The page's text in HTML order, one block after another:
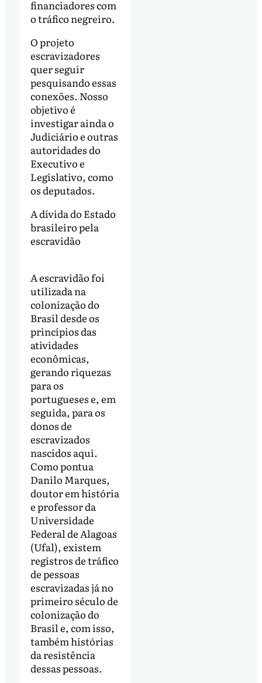
financiadores com
o tráfico negreiro.
O projeto
escravizadores
quer seguir
pesquisando essas
conexões. Nosso
objetivo é
investigar ainda o
Judiciário e outras
autoridades do
Executivo e
Legislativo, como
os deputados.
A dívida do Estado
brasileiro pela
escravidão
A escravidão foi
utilizada na
colonização do
Brasil desde os
princípios das
atividades
econômicas,
gerando riquezas
para os
portugueses e, em
seguida, para os
donos de
escravizados
nascidos aqui.
Como pontua
Danilo Marques,
doutor em história
e professor da
Universidade
Federal de Alagoas
(Ufal), existem
registros de tráfico
de pessoas
escravizadas já no
primeiro século de
colonização do
Brasil e, com isso,
também histórias
da resistência
dessas pessoas.